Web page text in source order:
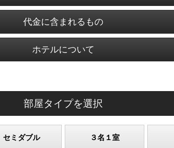
代金に含まれるもの
ホテルについて
部屋タイプを選択
セミダブル ３名１室